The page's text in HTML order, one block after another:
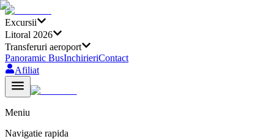
Excursii
Litoral 2026
Transferuri aeroport
Panoramic BusInchirieriContact
Afiliat
Meniu
Navigatie rapida